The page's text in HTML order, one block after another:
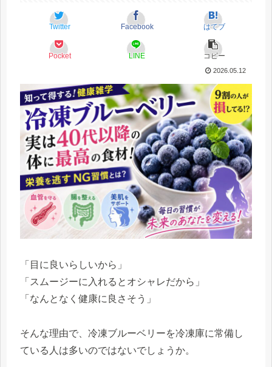
Twitter Facebook はてブ
Pocket LINE コピー
2026.05.12
「目に良いらしいから」
「スムージーに入れるとオシャレだから」
「なんとなく健康に良さそう」
そんな理由で、冷凍ブルーベリーを冷凍庫に常備し
ている人は多いのではないでしょうか。